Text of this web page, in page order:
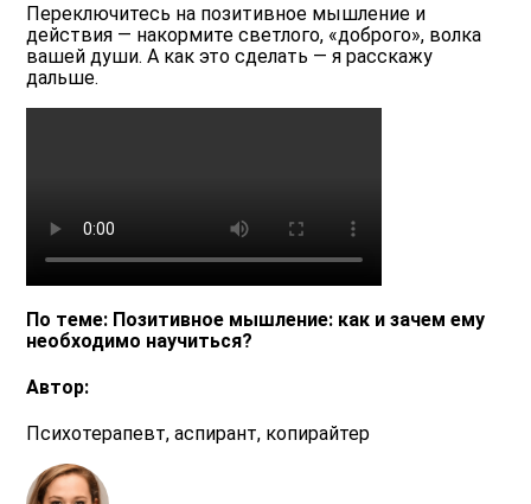
Переключитесь на позитивное мышление и
действия ― накормите светлого, «доброго», волка
вашей души. А как это сделать ― я расскажу
дальше.
По теме: Позитивное мышление: как и зачем ему
необходимо научиться?
Автор:
Психотерапевт, аспирант, копирайтер